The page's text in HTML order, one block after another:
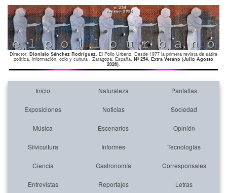
Director: Dionisio Sánchez Rodríguez. El Pollo Urbano. Desde 1977 la primera revista de sátira
política, información, ocio y cultura . Zaragoza. España. Nº 254. Extra Verano (Julio Agosto
2026).
Inicio Naturaleza Pantallas
Exposiciones Noticias Sociedad
Música Escenarios Opinión
Silvicultura Informes Tecnologías
Ciencia Gastronomía Corresponsales
Entrevistas Reportajes Letras